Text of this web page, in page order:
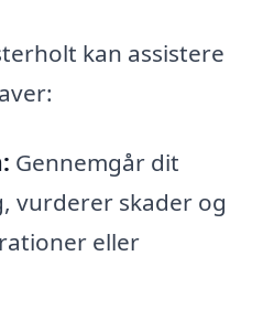
kan assistere
Gennemgår dit
vurderer skader og
eller